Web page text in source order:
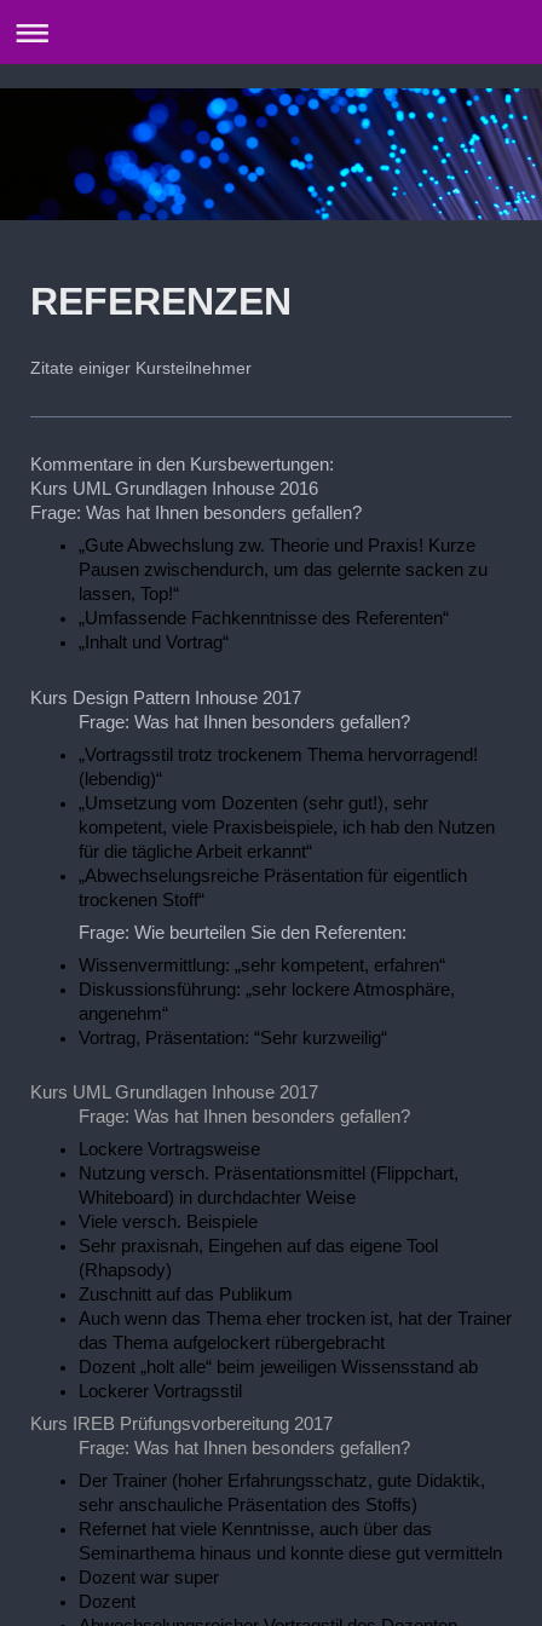
REFERENZEN
Zitate einiger Kursteilnehmer
Kommentare in den Kursbewertungen:
Kurs UML Grundlagen Inhouse 2016
Frage: Was hat Ihnen besonders gefallen?
„Gute Abwechslung zw. Theorie und Praxis! Kurze
Pausen zwischendurch, um das gelernte sacken zu
lassen, Top!“
„Umfassende Fachkenntnisse des Referenten“
„Inhalt und Vortrag“
Kurs Design Pattern Inhouse 2017
Frage: Was hat Ihnen besonders gefallen?
„Vortragsstil trotz trockenem Thema hervorragend!
(lebendig)“
„Umsetzung vom Dozenten (sehr gut!), sehr
kompetent, viele Praxisbeispiele, ich hab den Nutzen
für die tägliche Arbeit erkannt“
„Abwechselungsreiche Präsentation für eigentlich
trockenen Stoff“
Frage: Wie beurteilen Sie den Referenten:
Wissenvermittlung: „sehr kompetent, erfahren“
Diskussionsführung: „sehr lockere Atmosphäre,
angenehm“
Vortrag, Präsentation: “Sehr kurzweilig“
Kurs UML Grundlagen Inhouse 2017
Frage: Was hat Ihnen besonders gefallen?
Lockere Vortragsweise
Nutzung versch. Präsentationsmittel (Flippchart,
Whiteboard) in durchdachter Weise
Viele versch. Beispiele
Sehr praxisnah, Eingehen auf das eigene Tool
(Rhapsody)
Zuschnitt auf das Publikum
Auch wenn das Thema eher trocken ist, hat der Trainer
das Thema aufgelockert rübergebracht
Dozent „holt alle“ beim jeweiligen Wissensstand ab
Lockerer Vortragsstil
Kurs IREB Prüfungsvorbereitung 2017
Frage: Was hat Ihnen besonders gefallen?
Der Trainer (hoher Erfahrungsschatz, gute Didaktik,
sehr anschauliche Präsentation des Stoffs)
Refernet hat viele Kenntnisse, auch über das
Seminarthema hinaus und konnte diese gut vermitteln
Dozent war super
Dozent